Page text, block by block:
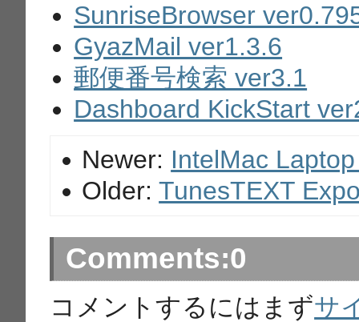
SunriseBrowser
GyazMail ver1.3.6
郵便番号検索 ver3.1
Dashboard KickStart
Newer: IntelMac
Older:TunesTEXT
Comments:0
コメントするにはまずサ